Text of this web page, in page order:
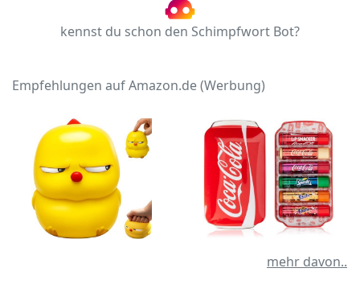
kennst du schon den Schimpfwort Bot?
Empfehlungen auf Amazon.de (Werbung)
mehr davon..